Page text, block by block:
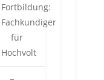
Fortbildung:
Fachkundiger
für
Hochvolt